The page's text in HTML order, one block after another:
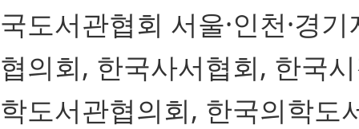
국도서관협회 서울·인천·경
협의회, 한국사서협회, 한국
학도서관협의회, 한국의학도